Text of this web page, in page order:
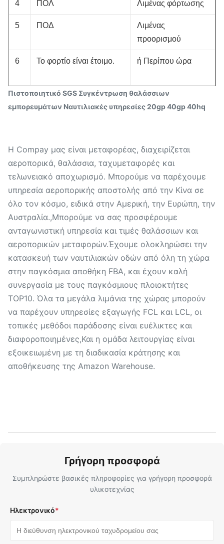
4 ΠΟΛ Λιμένας φόρτωσης
5 ΠΟΔ
Λιμένας
προορισμού
6 Το φορτίο είναι έτοιμο. ή Περίπου ώρα
Πιστοποιητικό SGS Συγκέντρωση θαλάσσιων
εμπορευμάτων Ναυτιλιακές υπηρεσίες 20gp 40gp 40hq
Η Compay μας είναι μεταφορέας, διαχειρίζεται
αεροπορικά, θαλάσσια, ταχυμεταφορές και
τελωνειακό αποχωρισμό. Μπορούμε να παρέχουμε
υπηρεσία αεροπορικής αποστολής από την Κίνα σε
όλο τον κόσμο, ειδικά στην Αμερική, την Ευρώπη, την
Αυστραλία.,Μπορούμε να σας προσφέρουμε
ανταγωνιστική υπηρεσία και τιμές θαλάσσιων και
αεροπορικών μεταφορών.Έχουμε ολοκληρώσει την
κατασκευή των ναυτιλιακών οδών από όλη τη χώρα
στην παγκόσμια αποθήκη FBA, και έχουν καλή
συνεργασία με τους παγκόσμιους πλοιοκτήτες
TOP10. Όλα τα μεγάλα λιμάνια της χώρας μπορούν
να παρέχουν υπηρεσίες εξαγωγής FCL και LCL, οι
τοπικές μεθόδοι παράδοσης είναι ευέλικτες και
διαφοροποιημένες,Και η ομάδα λειτουργίας είναι
εξοικειωμένη με τη διαδικασία κράτησης και
αποθήκευσης της Amazon Warehouse.
Γρήγορη προσφορά
Συμπληρώστε βασικές πληροφορίες για γρήγορη προσφορά
υλικοτεχνίας
Ηλεκτρονικό*